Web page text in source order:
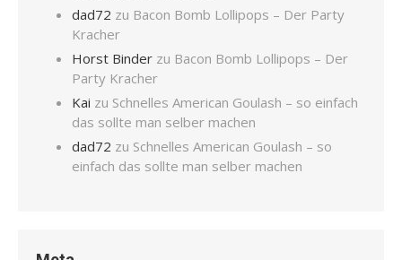
dad72 zu Bacon Bomb Lollipops – Der Party
Kracher
Horst Binder zu Bacon Bomb Lollipops – Der
Party Kracher
Kai zu Schnelles American Goulash – so einfach
das sollte man selber machen
dad72 zu Schnelles American Goulash – so
einfach das sollte man selber machen